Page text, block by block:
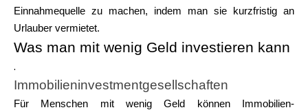
Einnahmequelle zu machen, indem man sie kurzfristig an
Urlauber vermietet.
Was man mit wenig Geld investieren kann
.
Immobilieninvestmentgesellschaften
Für Menschen mit wenig Geld können Immobilien-